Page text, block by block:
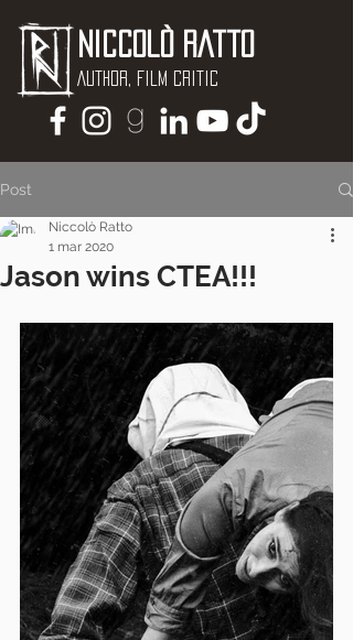
Niccolò Ratto
Author, Film critic
Post
Jason wins CTEA!!!
Niccolò Ratto
1 mar 2020